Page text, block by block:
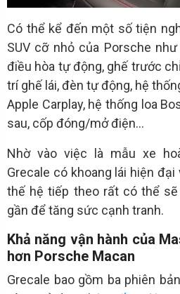
Có thể kể đến một số tiện
SUV cỡ nhỏ của Porsche
điều hòa tự động, ghế trước
trí ghế lái, đèn tự động, hệ
Apple Carplay, hệ thống loa
sau, cốp đóng/mở điện…
Nhờ vào việc là mẫu xe
Grecale có khoang lái hiện đại
thế hệ tiếp theo rất có thể
gần để tăng sức cạnh tranh.
Khả năng vận hành của
hơn Porsche Macan
Grecale bao gồm ba phiên